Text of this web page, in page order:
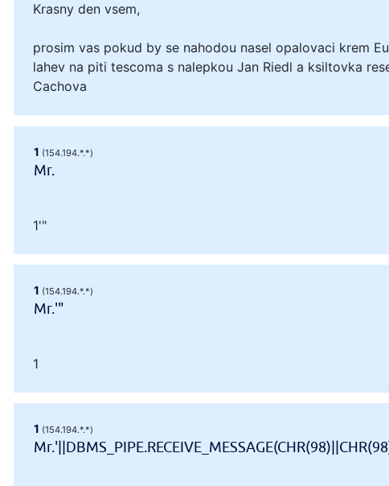
Krasny den vsem,
prosim vas pokud by se nahodou nasel opalovaci krem
lahev na piti tescoma s nalepkou Jan Riedl a ksiltovka
Cachova
1 (154.194.*.*)
Mr.
1'"
1 (154.194.*.*)
Mr.'"
1
1 (154.194.*.*)